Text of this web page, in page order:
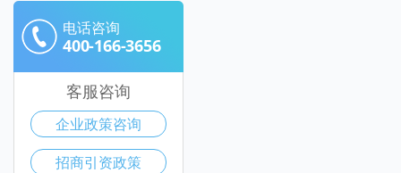
电话咨询
400-166-3656
客服咨询
企业政策咨询
招商引资政策